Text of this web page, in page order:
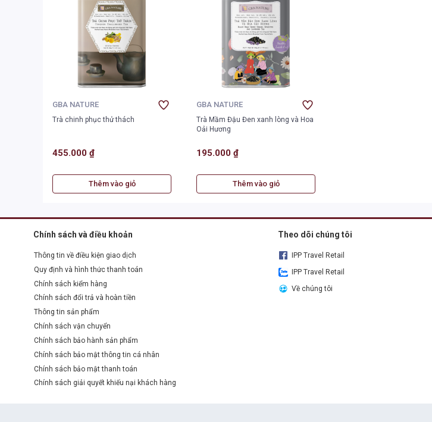
GBA NATURE
Trà chinh phục thử thách
455.000 ₫
Thêm vào giỏ
GBA NATURE
Trà Mầm Đậu Đen xanh lòng và Hoa
Oải Hương
195.000 ₫
Thêm vào giỏ
Chính sách và điều khoản
Thông tin về điều kiện giao dịch
Quy định và hình thức thanh toán
Chính sách kiểm hàng
Chính sách đổi trả và hoàn tiền
Thông tin sản phẩm
Chính sách vận chuyển
Chính sách bảo hành sản phẩm
Chính sách bảo mật thông tin cá nhân
Chính sách bảo mật thanh toán
Chính sách giải quyết khiếu nại khách hàng
Theo dõi chúng tôi
IPP Travel Retail
IPP Travel Retail
Về chúng tôi